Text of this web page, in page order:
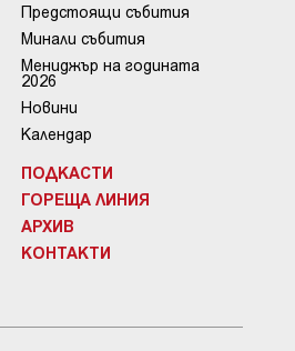
Предстоящи събития
Минали събития
Мениджър на годината
2026
Новини
Календар
ПОДКАСТИ
ГОРЕЩА ЛИНИЯ
АРХИВ
КОНТАКТИ